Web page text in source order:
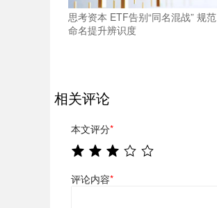
思考资本 ETF告别“同名混战” 规范
命名提升辨识度
相关评论
本文评分*
评论内容*